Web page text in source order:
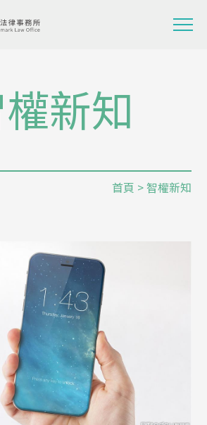
新知
首頁 > 智權新知